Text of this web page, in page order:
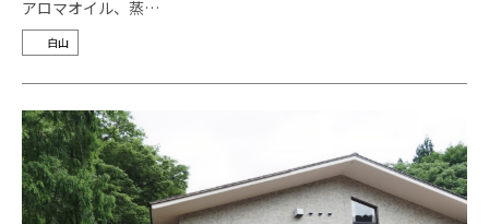
アロマオイル、蒸…
白山